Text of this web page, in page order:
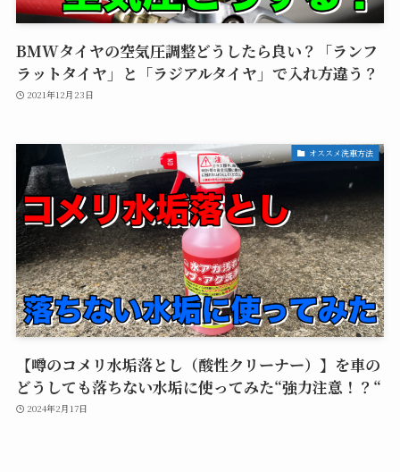
BMWタイヤの空気圧調整どうしたら良い？「ランフ
ラットタイヤ」と「ラジアルタイヤ」で入れ方違う？
2021年12月23日
オススメ洗車方法
【噂のコメリ水垢落とし（酸性クリーナー）】を車の
どうしても落ちない水垢に使ってみた“強力注意！？“
2024年2月17日